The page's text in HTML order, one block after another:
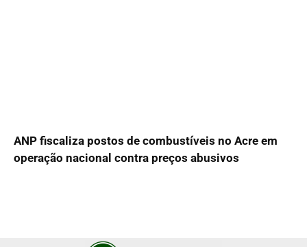
ANP fiscaliza postos de combustíveis no Acre em
operação nacional contra preços abusivos